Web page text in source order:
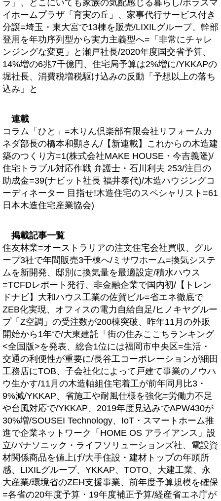
ラ」、どこにいても家族の気配感じる暮らし/ポラスマ
イホームプラザ「育実の丘」、家事代行サービス付き
分譲=埼玉・東大宮で13棟を販売/LIXILグループ、幹部
登用を年功序列型から実力主義型へ=「非常にチャレ
ンジングな変更」と瀬戸社長/2020年度国交省予算、
14%増の6兆7千億円、住宅局予算は2%増に/YKKAPの
堀社長、消費税増税駆け込みの反動「予想以上の落ち
込み」と
連載
コラム「ひと」=木りん倶楽部有限会社リフォームカ
ネダ部長の橋本和顯さん/【新連載】これからの木造建
築のつくり方=1(株式会社MAKE HOUSE・今吉義隆)/
住宅トラブル対応作戦 弁護士・石川利夫 253/注目の
助成金=39(ナビット社長 福井泰代)/木造ハウジングコ
ーディネーター 目指せ!木造住宅のスペシャリスト=61
日本木造住宅産業協会)
掲載記事一覧
住友林業=オーストラリアの注文住宅会社買収、グル
ープ3社で年間販売3千棟へ/ミサワホーム=換気システ
ムを新開発、邸別に換気量を最適設定/積水ハウス
=TCFDレポート発行、非金融企業で国内初/【トレン
ドナビ】大和ハウス工業の佐賀ビル=省エネ徹底で
ZEB化実現、オフィスの電力自給自足/ヒノキヤグルー
プ「Z空調」の受注数が200棟突破、昨年11月の外販
開始から1年で/大東建託「街の住みここちランキング
<全国版>を発表、総合1位には福岡市中央区=生活・
交通の利便性が重要に/長谷工コーポレーションが細田
工務店にTOB、子会社化によって戸建て事業のノウハ
ウ生かす/11月の木造軸組住宅着工が前年同月比3・
9%減/YKKAP、省施工や耐風仕様を強化=労働力不足
や台風対応で/YKKAP、2019年度見込みでAPW430が
30%増/SOUSEI Technology、IoT・スマートホーム推
進で企業ネットワーク「HOME OS アライアンス」設
立/パナソニック・ライフソリューションズ社、電設資
材関係商品を値上げ/大手住設・建材トップの年頭所
感、LIXILグループ、YKKAP、TOTO、大建工業、永
大産業/環境省のZEH支援事業、前年度予算規模を確保
=各省の20年度予算・19年度補正予算/経産省エネ庁が